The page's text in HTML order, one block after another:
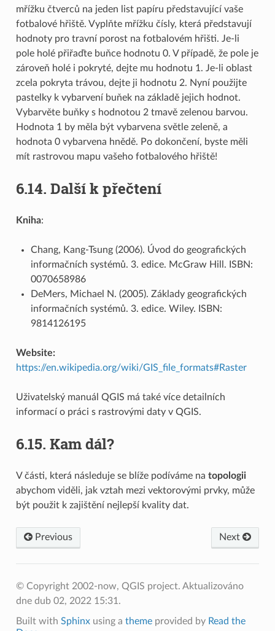
mřížku čtverců na jeden list papíru představující vaše
fotbalové hřiště. Vyplňte mřížku čísly, která představují
hodnoty pro travní porost na fotbalovém hřišti. Je-li
pole holé přiřaďte buňce hodnotu 0. V případě, že pole je
zároveň holé i pokryté, dejte mu hodnotu 1. Je-li oblast
zcela pokryta trávou, dejte ji hodnotu 2. Nyní použijte
pastelky k vybarvení buňek na základě jejich hodnot.
Vybarvěte buňky s hodnotou 2 tmavě zelenou barvou.
Hodnota 1 by měla být vybarvena světle zeleně, a
hodnota 0 vybarvena hnědě. Po dokončení, byste měli
mít rastrovou mapu vašeho fotbalového hřiště!
6.14. Další k přečtení
Kniha:
Chang, Kang-Tsung (2006). Úvod do geografických
informačních systémů. 3. edice. McGraw Hill. ISBN:
0070658986
DeMers, Michael N. (2005). Základy geografických
informačních systémů. 3. edice. Wiley. ISBN:
9814126195
Website:
https://en.wikipedia.org/wiki/GIS_file_formats#Raster
Uživatelský manuál QGIS má také více detailních
informací o práci s rastrovými daty v QGIS.
6.15. Kam dál?
V části, která následuje se blíže podíváme na topologii
abychom viděli, jak vztah mezi vektorovými prvky, může
být použit k zajištění nejlepší kvality dat.
Previous Next
© Copyright 2002-now, QGIS project. Aktualizováno
dne dub 02, 2022 15:31.
Built with Sphinxusing a themeprovided by Read the